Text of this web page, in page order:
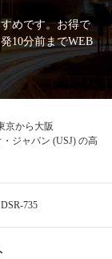
めです。お得で
10分前までWEB
京から大阪
ジャパン (USJ) の高
DSR-735